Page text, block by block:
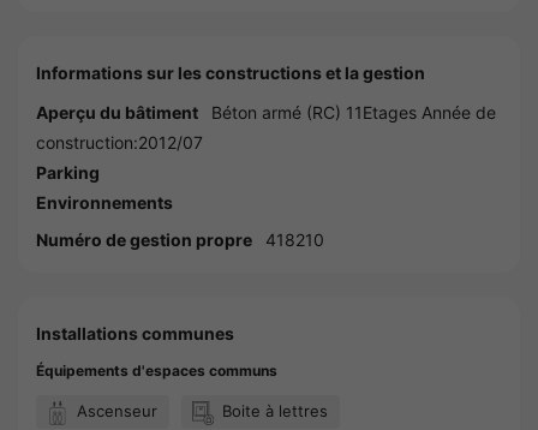
Informations sur les constructions et la gestion
Aperçu du bâtiment
Béton armé (RC) 11Etages Année de
construction:2012/07
Parking
Environnements
Numéro de gestion propre
418210
Installations communes
Équipements d'espaces communs
Ascenseur Boite à lettres